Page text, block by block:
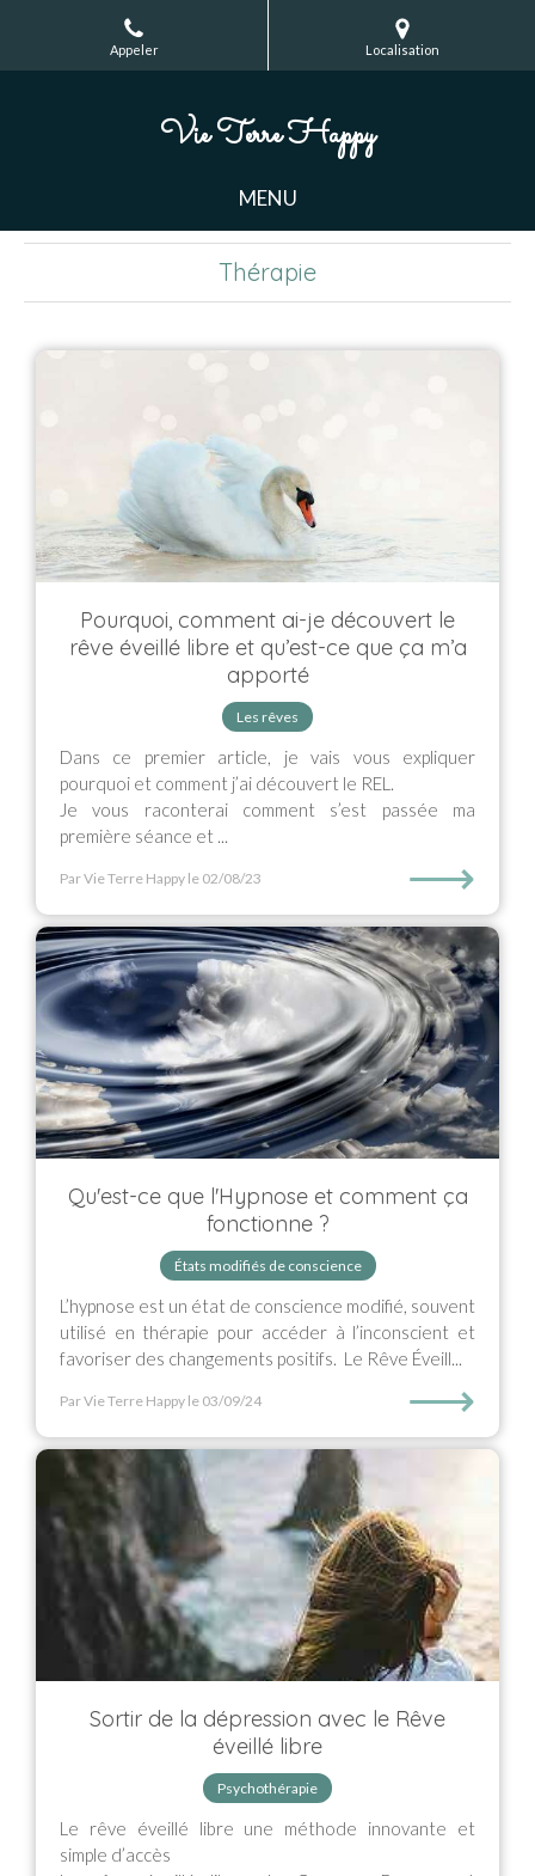
Appeler Localisation
Vie Terre Happy
MENU
Thérapie
Pourquoi, comment ai-je découvert le
rêve éveillé libre et qu’est-ce que ça m’a
apporté
Les rêves
Dans ce premier article, je vais vous expliquer
pourquoi et comment j’ai découvert le REL.
Je vous raconterai comment s’est passée ma
première séance et ...
Par Vie Terre Happy le 02/08/23 ⟶
Qu'est-ce que l'Hypnose et comment ça
fonctionne ?
États modifiés de conscience
L’hypnose est un état de conscience modifié, souvent
utilisé en thérapie pour accéder à l’inconscient et
favoriser des changements positifs. Le Rêve Éveill...
Par Vie Terre Happy le 03/09/24 ⟶
Sortir de la dépression avec le Rêve
éveillé libre
Psychothérapie
Le rêve éveillé libre une méthode innovante et
simple d’accès